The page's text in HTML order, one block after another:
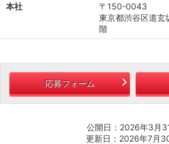
本社
〒150-0043
東京都渋谷区道玄
階
応募フォーム
公開日：2026年3月
更新日：2026年7月